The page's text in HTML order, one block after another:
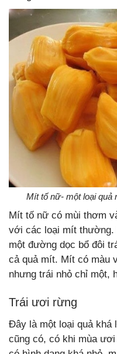
Mít tố nữ- một loại quả
Mít tố nữ có mùi thơm
với các loại mít thường.
một đường dọc bổ đôi
cả quả mít. Mít có màu
nhưng trái nhỏ chỉ một,
Trái ươi rừng
Đây là một loại quả khá
cũng có, có khi mùa